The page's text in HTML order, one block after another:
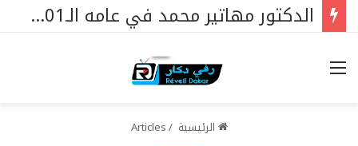
الدكتور مهاتير محمد في عامه الـ101… قائدٌ استثنائي ورمزٌ خالد في مسيرة نهضة ماليزيا.
خيارات
الرئيسية /
Articles